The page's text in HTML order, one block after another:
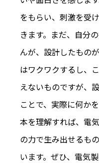
をもらい、刺激を受
きます。まだ、自分
んが、設計したもの
はワクワクするし、
えないものですが、
ことで、実際に何か
本を理解すれば、電
の力で生み出せるも
います。ぜひ、電気